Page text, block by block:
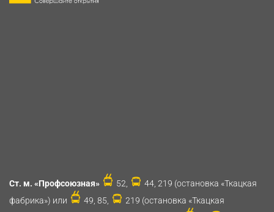
Ст. м. «Профсоюзная» 52,
44, 219 (остановка «Ткацкая
фабрика») или
49, 85,
219 (остановка «Ткацкая